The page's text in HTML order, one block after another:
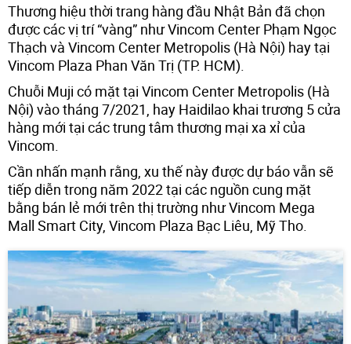
Thương hiệu thời trang hàng đầu Nhật Bản đã chọn
được các vị trí “vàng” như Vincom Center Phạm Ngọc
Thạch và Vincom Center Metropolis (Hà Nội) hay tại
Vincom Plaza Phan Văn Trị (TP. HCM).
Chuỗi Muji có mặt tại Vincom Center Metropolis (Hà
Nội) vào tháng 7/2021, hay Haidilao khai trương 5 cửa
hàng mới tại các trung tâm thương mại xa xỉ của
Vincom.
Cần nhấn mạnh rằng, xu thế này được dự báo vẫn sẽ
tiếp diễn trong năm 2022 tại các nguồn cung mặt
bằng bán lẻ mới trên thị trường như Vincom Mega
Mall Smart City, Vincom Plaza Bạc Liêu, Mỹ Tho.